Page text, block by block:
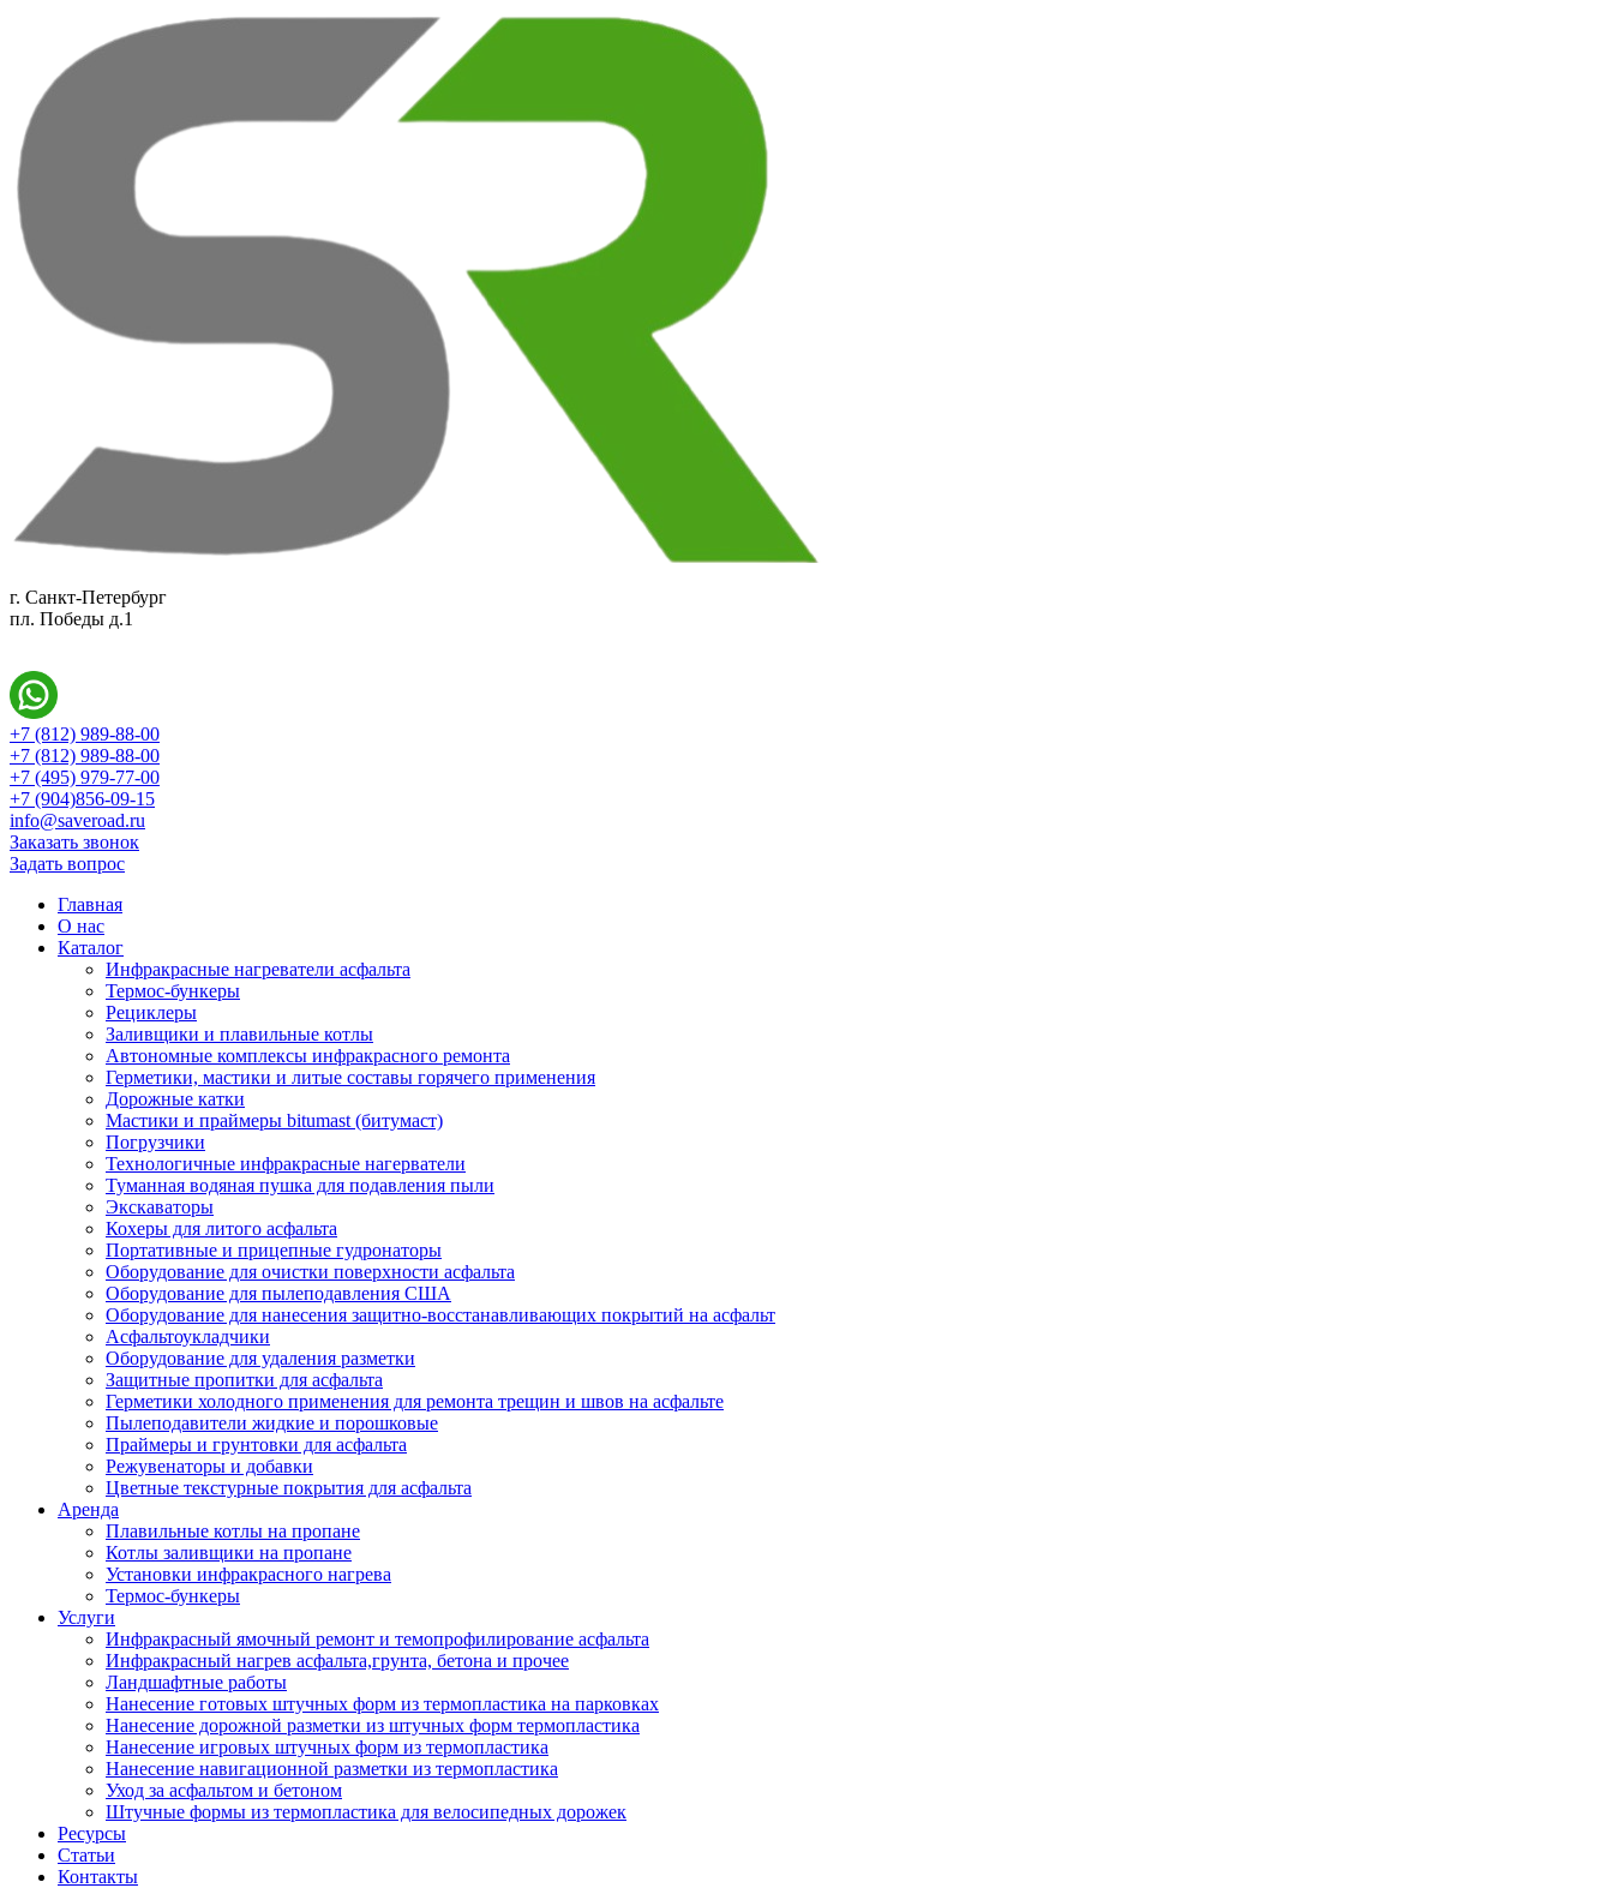
г. Санкт-Петербург
пл. Победы д.1
+7 (812) 989-88-00
+7 (812) 989-88-00
+7 (495) 979-77-00
+7 (904)856-09-15
info@saveroad.ru
Заказать звонок
Задать вопрос
Главная
О нас
Каталог
Инфракрасные нагреватели асфальта
Термос-бункеры
Рециклеры
Заливщики и плавильные котлы
Автономные комплексы инфракрасного ремонта
Герметики, мастики и литые составы горячего применения
Дорожные катки
Мастики и праймеры bitumast (битумаст)
Погрузчики
Технологичные инфракрасные нагерватели
Туманная водяная пушка для подавления пыли
Экскаваторы
Кохеры для литого асфальта
Портативные и прицепные гудронаторы
Оборудование для очистки поверхности асфальта
Оборудование для пылеподавления США
Оборудование для нанесения защитно-восстанавливающих покрытий на асфальт
Асфальтоукладчики
Оборудование для удаления разметки
Защитные пропитки для асфальта
Герметики холодного применения для ремонта трещин и швов на асфальте
Пылеподавители жидкие и порошковые
Праймеры и грунтовки для асфальта
Режувенаторы и добавки
Цветные текстурные покрытия для асфальта
Аренда
Плавильные котлы на пропане
Котлы заливщики на пропане
Установки инфракрасного нагрева
Термос-бункеры
Услуги
Инфракрасный ямочный ремонт и темопрофилирование асфальта
Инфракрасный нагрев асфальта,грунта, бетона и прочее
Ландшафтные работы
Нанесение готовых штучных форм из термопластика на парковках
Нанесение дорожной разметки из штучных форм термопластика
Нанесение игровых штучных форм из термопластика
Нанесение навигационной разметки из термопластика
Уход за асфальтом и бетоном
Штучные формы из термопластика для велосипедных дорожек
Ресурсы
Статьи
Контакты